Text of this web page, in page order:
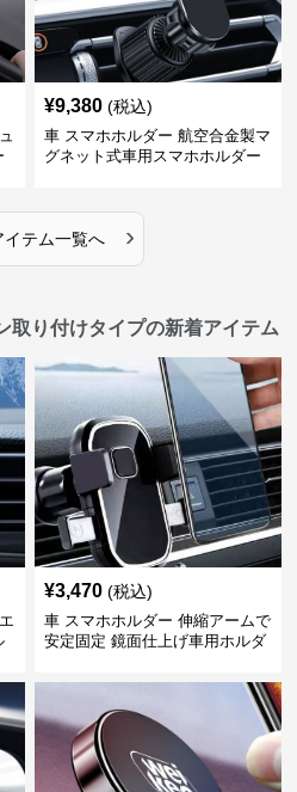
¥9,380 (税込)
車 スマホホルダー 航空合金製マ
グネット式車用スマホホルダー
イテム一覧へ ›
取り付けタイプの新着アイテム
¥3,470 (税込)
車 スマホホルダー 伸縮アームで
安定固定 鏡面仕上げ車用ホルダ